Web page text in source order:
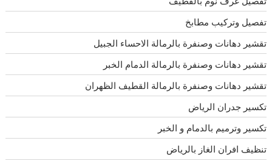
تفصيل وتركيب مطابخ
تقشير دهانات وصنفرة بالرمالة الاحساء الجبيل
تقشير دهانات وصنفرة بالرمالة الدمام الخبر
تقشير دهانات وصنفرة بالرمالة القطيف الظهران
تكسير جدران الرياض
تكسير وترميم بالدمام و الخبر
تنظيف افران الغاز بالرياض